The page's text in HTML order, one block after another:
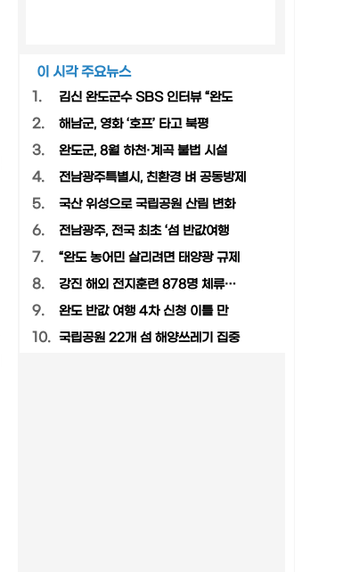
이 시각 주요뉴스
1.
김신 완도군수 SBS 인터뷰 “완도
2. 해남군, 영화 ‘호프’ 타고 북평
3. 완도군, 8월 하천·계곡 불법 시설
4. 전남광주특별시, 친환경 벼 공동방제
5. 국산 위성으로 국립공원 산림 변화
6. 전남광주, 전국 최초 ‘섬 반값여행
7. “완도 농어민 살리려면 태양광 규제
8. 강진 해외 전지훈련 878명 체류…
9. 완도 반값 여행 4차 신청 이틀 만
10. 국립공원 22개 섬 해양쓰레기 집중